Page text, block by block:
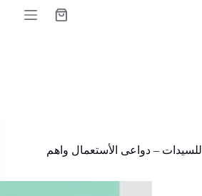
عربة
فيمتونكس femtonex للسيدات – دواعى الأستعمال واهم